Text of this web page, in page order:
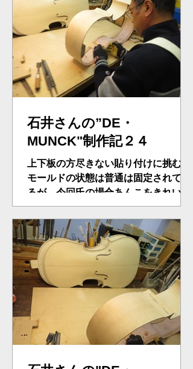
mmnの底面を創り上げ、最難関蟻加工
に入る。この時にスタンレーをうま
く...
石井さんの”DE・
MUNCK"制作記２４
上下板の方尽きない貼り付けに挑む。
モールドの状態は普通は固定されてい
るが、今回氏の場合あんこをきれいに
除去。ブロック、内部の余計部分をと
ってから、張り込むという変則を試み
る。下部板を仮につけ上板をガッチリ
つける四苦八苦しながらどうやら成
功、したがってこのどや顔とな
る・・。